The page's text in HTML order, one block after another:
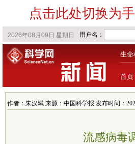
点击此处切换为
生命
首页
作者：朱汉斌 来源：中国科学报 发布时间：
流感病毒